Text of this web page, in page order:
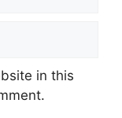
in this